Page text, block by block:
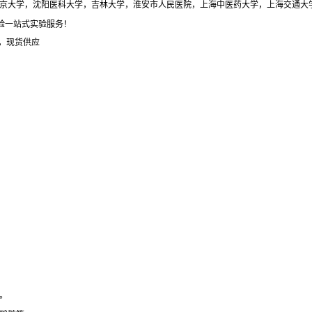
大学，沈阳医科大学，吉林大学，淮安市人民医院，上海中医药大学，上海交通
站式实验服务！
现货供应
。